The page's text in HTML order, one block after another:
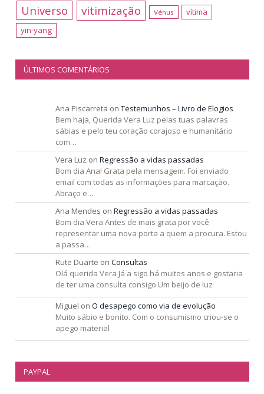
Universo vitimização Vénus
vítima
yin-yang
ÚLTIMOS COMENTÁRIOS
Ana Piscarreta on Testemunhos – Livro de Elogios
Bem haja, Querida Vera Luz pelas tuas palavras
sábias e pelo teu coração corajoso e humanitário
com…
Vera Luz on Regressão a vidas passadas
Bom dia Ana! Grata pela mensagem. Foi enviado
email com todas as informações para marcação.
Abraço e…
Ana Mendes on Regressão a vidas passadas
Bom dia Vera Antes de mais grata por você
representar uma nova porta a quem a procura. Estou
a passa…
Rute Duarte on Consultas
Olá querida Vera Já a sigo há muitos anos e gostaria
de ter uma consulta consigo Um beijo de luz
Miguel on O desapego como via de evolução
Muito sábio e bonito. Com o consumismo criou-se o
apego material
PAYPAL